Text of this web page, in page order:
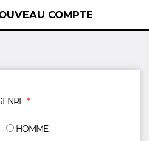
COMPTE
HOMME